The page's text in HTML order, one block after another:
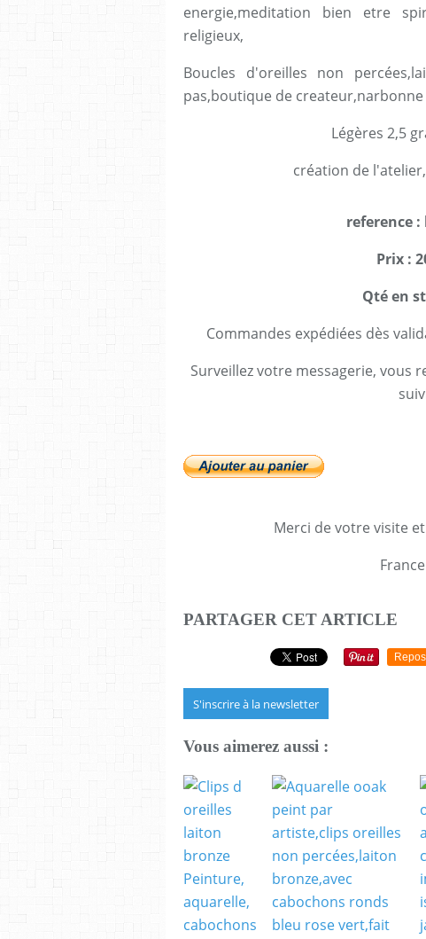
energie,meditation bien etre
religieux,
Boucles d'oreilles non
pas,boutique de
Légères 2,5
création de
reference
Prix :
Qté en
Commandes expédiées dès
Surveillez votre messagerie, vous
Merci de votre visite
PARTAGER CET ARTICLE
S'inscrire à la newsletter
Vous aimerez aussi :